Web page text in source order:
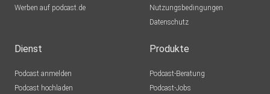
Werben auf podcast.de
Nutzungsbedingungen
Datenschutz
Dienst
Podcast anmelden
Podcast hochladen
Produkte
Podcast-Beratung
Podcast-Jobs